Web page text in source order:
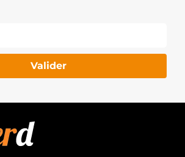
Valider